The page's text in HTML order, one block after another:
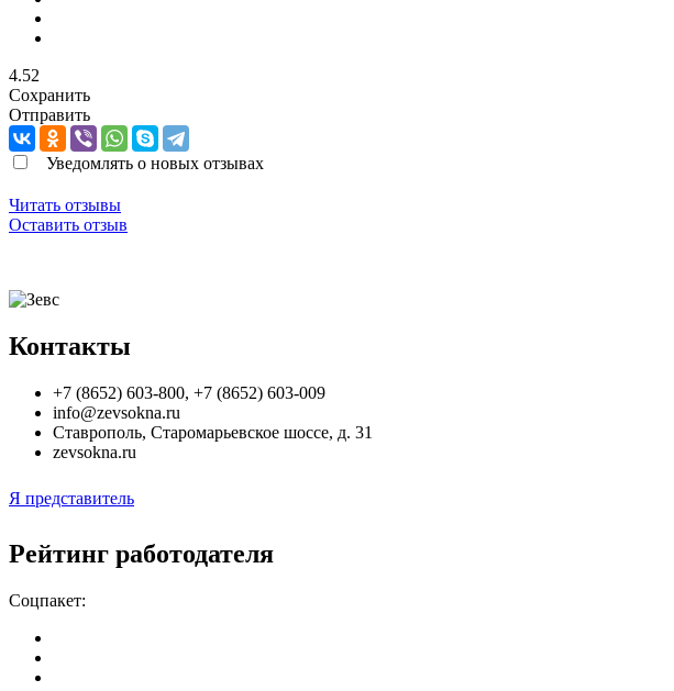
4.52
Сохранить
Отправить
Уведомлять о новых отзывах
Читать отзывы
Оставить отзыв
Контакты
+7 (8652) 603-800, +7 (8652) 603-009
info@zevsokna.ru
Ставрополь, Старомарьевское шоссе, д. 31
zevsokna.ru
Я представитель
Рейтинг работодателя
Соцпакет: